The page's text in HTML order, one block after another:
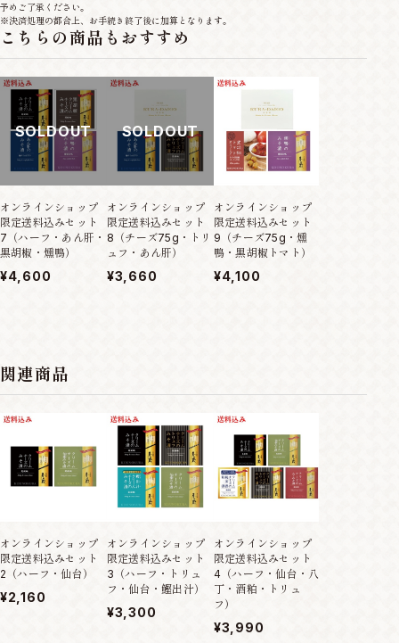
予めご了承ください。
※決済処理の都合上、お手続き終了後に加算となります。
こちらの商品もおすすめ
SOLDOUT
オンラインショップ
限定送料込みセット
7（ハーフ・あん肝・
黒胡椒・燻鴨）
¥4,600
SOLDOUT
オンラインショップ
限定送料込みセット
8（チーズ75g・トリ
ュフ・あん肝）
¥3,660
オンラインショップ
限定送料込みセット
9（チーズ75g・燻
鴨・黒胡椒トマト）
¥4,100
関連商品
オンラインショップ
限定送料込みセット
2（ハーフ・仙台）
¥2,160
オンラインショップ
限定送料込みセット
3（ハーフ・トリュ
フ・仙台・鰹出汁）
¥3,300
オンラインショップ
限定送料込みセット
4（ハーフ・仙台・八
丁・酒粕・トリュ
フ）
¥3,990